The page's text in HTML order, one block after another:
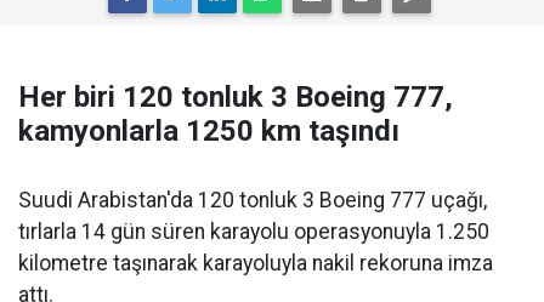
Her biri 120 tonluk 3 Boeing 777,
kamyonlarla 1250 km taşındı
Suudi Arabistan'da 120 tonluk 3 Boeing 777 uçağı,
tırlarla 14 gün süren karayolu operasyonuyla 1.250
kilometre taşınarak karayoluyla nakil rekoruna imza
attı.